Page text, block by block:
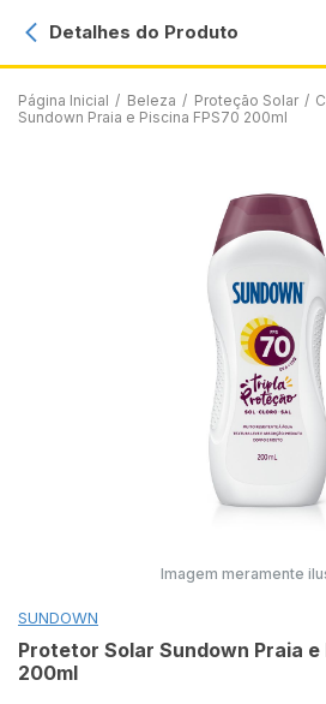
Página Inicial / Beleza / Proteção Solar /
Sundown Praia e Piscina FPS70 200ml
Detalhes do Produto
Imagem meramente
SUNDOWN
Protetor Solar Sundown Praia e
200ml